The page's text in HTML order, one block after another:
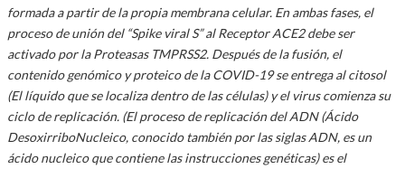
formada a partir de la propia membrana celular. En ambas fases, el
proceso de unión del “Spike viral S” al Receptor ACE2 debe ser
activado por la Proteasas TMPRSS2. Después de la fusión, el
contenido genómico y proteico de la COVID-19 se entrega al citosol
(El líquido que se localiza dentro de las células) y el virus comienza su
ciclo de replicación. (El proceso de replicación del ADN (Ácido
DesoxirriboNucleico, conocido también por las siglas ADN, es un
ácido nucleico que contiene las instrucciones genéticas) es el